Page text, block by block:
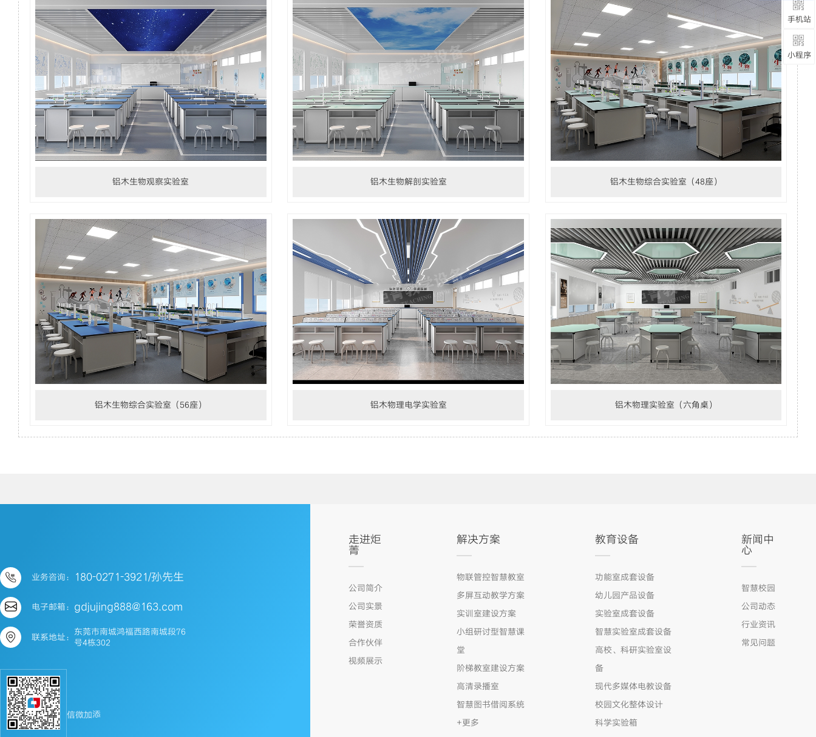
铝木生物观察实验室 铝木生物解剖实验室 铝木生物综合实验室（48座）
铝木生物综合实验室（56座） 铝木物理电学实验室 铝木物理实验室（六角桌）
 业务咨询： 180-0271-3921/孙先生
 电子邮箱： gdjujing888@163.com
 联系地址：
东莞市南城鸿福西路南城段76
号4栋302
添加微信
走进炬
菁
公司简介
公司实景
荣誉资质
合作伙伴
视频展示
解决方案
物联管控智慧教室
多屏互动教学方案
实训室建设方案
小组研讨型智慧课
堂
阶梯教室建设方案
高清录播室
智慧图书借阅系统
+更多
教育设备
功能室成套设备
幼儿园产品设备
实验室成套设备
智慧实验室成套设备
高校、科研实验室设
备
现代多媒体电教设备
校园文化整体设计
科学实验箱
新闻中
心
智慧校园
公司动态
行业资讯
常见问题
手机站
小程序